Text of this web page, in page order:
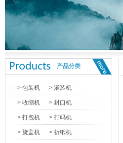
产品分类
> 包装机 > 灌装机
> 收缩机 > 封口机
> 打包机 > 打码机
> 旋盖机 > 折纸机